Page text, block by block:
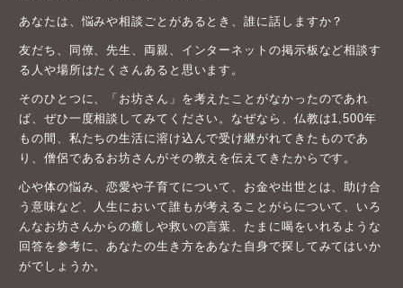
あなたは、悩みや相談ごとがあるとき、誰に話しますか？
友だち、同僚、先生、両親、インターネットの掲示板など相談す
る人や場所はたくさんあると思います。
そのひとつに、「お坊さん」を考えたことがなかったのであれ
ば、ぜひ一度相談してみてください。なぜなら、仏教は1,500年
もの間、私たちの生活に溶け込んで受け継がれてきたものであ
り、僧侶であるお坊さんがその教えを伝えてきたからです。
心や体の悩み、恋愛や子育てについて、お金や出世とは、助け合
う意味など、人生において誰もが考えることがらについて、いろ
んなお坊さんからの癒しや救いの言葉、たまに喝をいれるような
回答を参考に、あなたの生き方をあなた自身で探してみてはいか
がでしょうか。